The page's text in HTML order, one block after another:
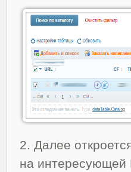
2. Далее
на интересующей